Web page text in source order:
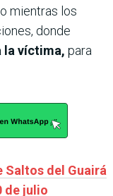
mientras los
donde
la víctima, para
Saltos del Guairá
de julio